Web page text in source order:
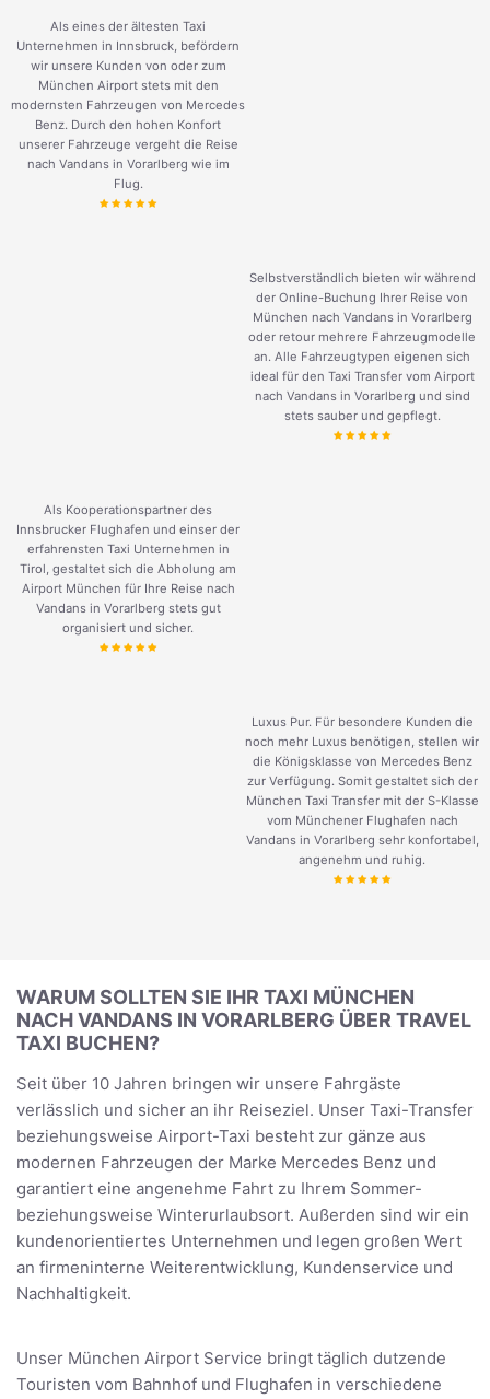
Als eines der ältesten Taxi
Unternehmen in Innsbruck, befördern
wir unsere Kunden von oder zum
München Airport stets mit den
modernsten Fahrzeugen von Mercedes
Benz. Durch den hohen Konfort
unserer Fahrzeuge vergeht die Reise
nach Vandans in Vorarlberg wie im
Flug.
Selbstverständlich bieten wir während
der Online-Buchung Ihrer Reise von
München nach Vandans in Vorarlberg
oder retour mehrere Fahrzeugmodelle
an. Alle Fahrzeugtypen eigenen sich
ideal für den Taxi Transfer vom Airport
nach Vandans in Vorarlberg und sind
stets sauber und gepflegt.
Als Kooperationspartner des
Innsbrucker Flughafen und einser der
erfahrensten Taxi Unternehmen in
Tirol, gestaltet sich die Abholung am
Airport München für Ihre Reise nach
Vandans in Vorarlberg stets gut
organisiert und sicher.
Luxus Pur. Für besondere Kunden die
noch mehr Luxus benötigen, stellen wir
die Königsklasse von Mercedes Benz
zur Verfügung. Somit gestaltet sich der
München Taxi Transfer mit der S-Klasse
vom Münchener Flughafen nach
Vandans in Vorarlberg sehr konfortabel,
angenehm und ruhig.
WARUM SOLLTEN SIE IHR TAXI MÜNCHEN
NACH VANDANS IN VORARLBERG ÜBER TRAVEL
TAXI BUCHEN?
Seit über 10 Jahren bringen wir unsere Fahrgäste
verlässlich und sicher an ihr Reiseziel. Unser Taxi-Transfer
beziehungsweise Airport-Taxi besteht zur gänze aus
modernen Fahrzeugen der Marke Mercedes Benz und
garantiert eine angenehme Fahrt zu Ihrem Sommer-
beziehungsweise Winterurlaubsort. Außerden sind wir ein
kundenorientiertes Unternehmen und legen großen Wert
an firmeninterne Weiterentwicklung, Kundenservice und
Nachhaltigkeit.
Unser München Airport Service bringt täglich dutzende
Touristen vom Bahnhof und Flughafen in verschiedene